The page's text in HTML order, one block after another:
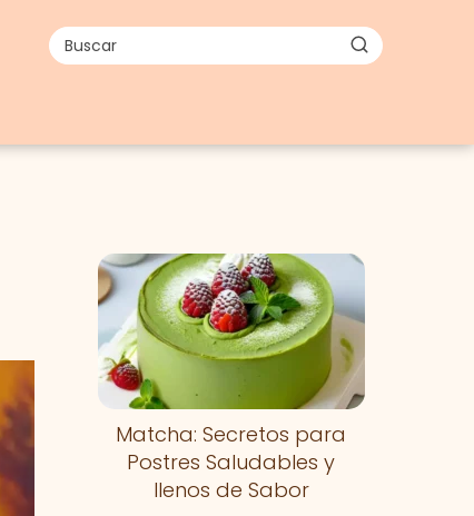
Matcha: Secretos para
Postres Saludables y
llenos de Sabor